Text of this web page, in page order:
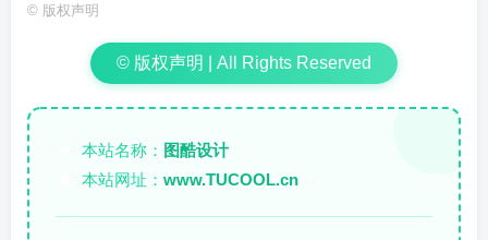
© 版权声明
© 版权声明 | All Rights Reserved
本站名称： 图酷设计
本站网址： www.TUCOOL.cn